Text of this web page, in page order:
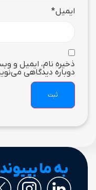
ایمیل*
ذخیره نام، ایمیل و
دوباره دیدگاهی
به ما